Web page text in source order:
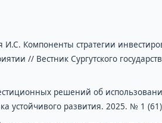
И.С. Компоненты стратегии
// Вестник Сургутского
решений об
устойчивого развития. 2025. № 1